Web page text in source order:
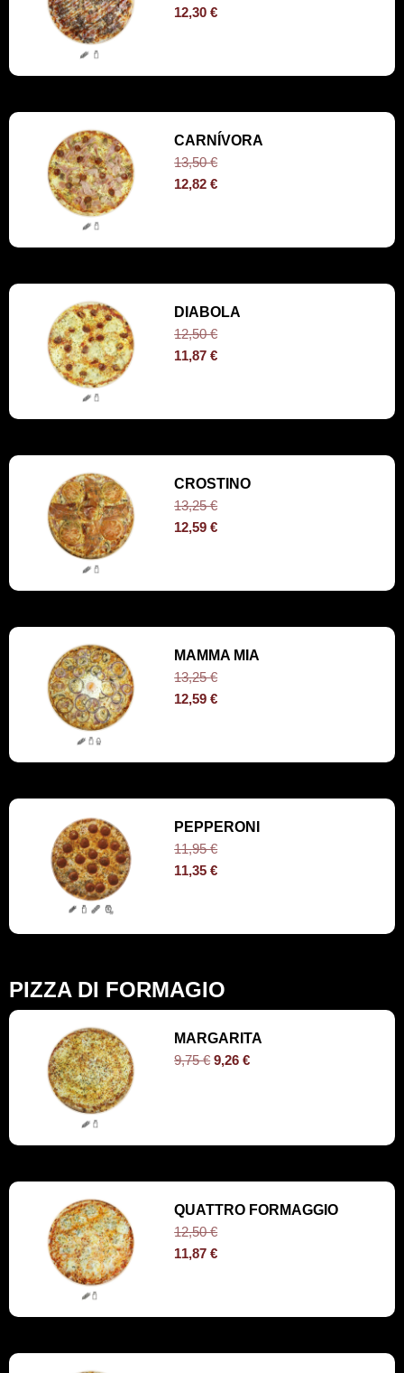
12,30€
CARNÍVORA
13,50€
12,82€
DIABOLA
12,50€
11,87€
CROSTINO
13,25€
12,59€
MAMMA MIA
13,25€
12,59€
PEPPERONI
11,95€
11,35€
PIZZA DI FORMAGIO
MARGARITA
9,75€ 9,26€
QUATTRO FORMAGGIO
12,50€
11,87€